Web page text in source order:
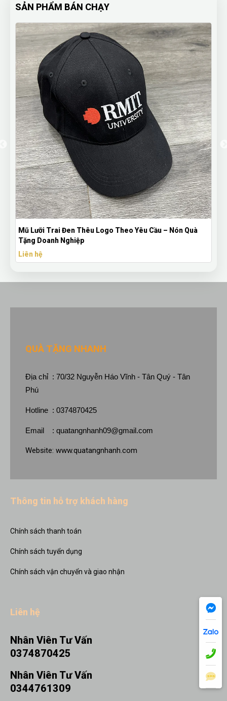
SẢN PHẨM BÁN CHẠY
Mũ Lưỡi Trai Đen Thêu Logo Theo Yêu Cầu – Nón Quà
Tặng Doanh Nghiệp
Liên hệ
QUÀ TẶNG NHANH
Địa chỉ : 70/32 Nguyễn Háo Vĩnh - Tân Quý - Tân
Phú
Hotline : 0374870425
Email : quatangnhanh09@gmail.com
Website: www.quatangnhanh.com
Thông tin hỗ trợ khách hàng
Chính sách thanh toán
Chính sách tuyển dụng
Chính sách vận chuyển và giao nhận
Liên hệ
Nhân Viên Tư Vấn
0374870425
Nhân Viên Tư Vấn
0344761309